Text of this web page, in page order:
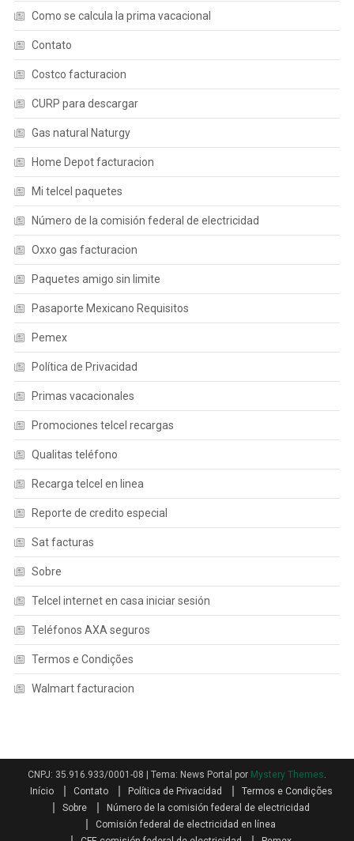
Como se calcula la prima vacacional
Contato
Costco facturacion
CURP para descargar
Gas natural Naturgy
Home Depot facturacion
Mi telcel paquetes
Número de la comisión federal de electricidad
Oxxo gas facturacion
Paquetes amigo sin limite
Pasaporte Mexicano Requisitos
Pemex
Política de Privacidad
Primas vacacionales
Promociones telcel recargas
Qualitas teléfono
Recarga telcel en linea
Reporte de credito especial
Sat facturas
Sobre
Telcel internet en casa iniciar sesión
Teléfonos AXA seguros
Termos e Condições
Walmart facturacion
CNPJ: 35.916.933/0001-08 Tema: News Portal por Mystery Themes.
Início
Contato Política de Privacidad
Termos e Condições
Sobre
Número de la comisión federal de electricidad
Comisión federal de electricidad en línea